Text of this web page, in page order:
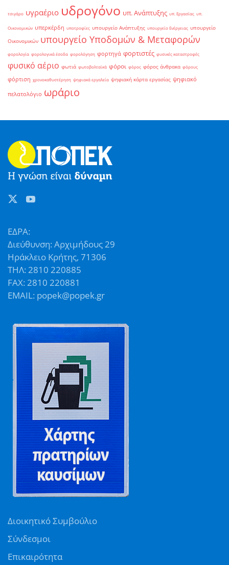
τσιγάρο υγραέριο υδρογόνο υπ. Ανάπτυξης υπ. Εργασίας υπ.
Οικονομικών υπερκέρδη υποτροφίες υπουργείο Ανάπτυξης υπουργείο Ενέργειας υπουργείο
Οικονομικών υπουργείο Υποδομών & Μεταφορών
φορολογία φορολογικά έσοδα φορολόγηση φορτηγά φορτιστές φυσικές καταστροφές
φυσικό αέριο φωτιά φωτοβολταϊκά φόροι φόρος φόρος άνθρακα φόρους
φόρτιση χρονοκαθυστέρηση ψηφιακά εργαλεία ψηφιακή κάρτα εργασίας ψηφιακό
πελατολόγιο ωράριο
ΕΔΡΑ:
Διεύθυνση: Αρχιμήδους 29
Ηράκλειο Κρήτης, 71306
ΤΗΛ: 2810 220885
FAX: 2810 220881
EMAIL: popek@popek.gr
Διοικητικό Συμβούλιο
Σύνδεσμοι
Επικαιρότητα